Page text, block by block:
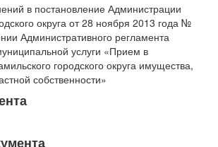
в постановление Администрации
округа от 28 ноября 2013 года №
Административного регламента
услуги «Прием в
городского округа имущества,
собственности»